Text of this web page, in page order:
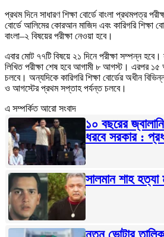
প্রথম দিনে সাধারণ শিক্ষা বোর্ডে বাংলা প্রথমপত্র
বোর্ডে আলিমের কোরআন মাজিদ এবং কারিগরি শিক্ষা
বাংলা–২ বিষয়ের পরীক্ষা নেওয়া হবে।
এবার মোট ৭৭টি বিষয়ে ২১ দিনে পরীক্ষা সম্পন্ন হবে।
লিখিত পরীক্ষা শেষ হবে আগামী ৮ আগস্ট। এরপর ১৫
চলবে। অন্যদিকে কারিগরি শিক্ষা বোর্ডের অধীন
ও আগস্টের প্রথম সপ্তাহ পর্যন্ত চলবে।
এ সম্পর্কিত আরো সংবাদ
১০ বছরের
ধরবে সরকার :
সালমান শাহ